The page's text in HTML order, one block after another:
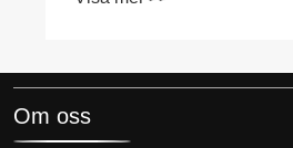
Om oss